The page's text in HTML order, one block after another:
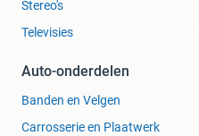
Stereo's
Televisies
Auto-onderdelen
Banden en Velgen
Carrosserie en Plaatwerk